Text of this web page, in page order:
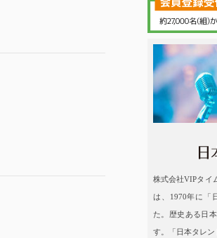
日本タレント名鑑
株式会社VIPタイ
は、1970年に「
た。歴史ある日
す。「日本タレン